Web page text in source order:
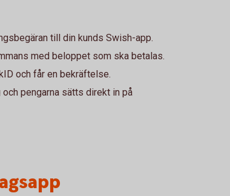
till din kunds Swish-app.
med beloppet som ska betalas.
och får en bekräftelse.
pengarna sätts direkt in på